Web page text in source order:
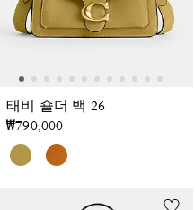
태비 숄더 백 26
₩790,000